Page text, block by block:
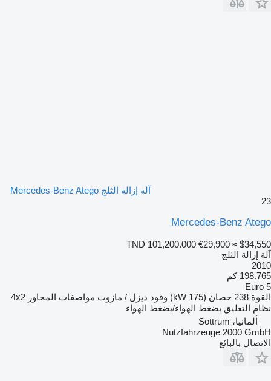
آلة إزالة الثلج Mercedes-Benz Atego
23
Mercedes-Benz Atego
TND 101,200.000 €29,900 ≈ $34,550
آلة إزالة الثلج
2010
198.765 كم
Euro 5
القوة 238 حصان (175 kW) وقود ديزل / مازوت مواصفات المحاور 4x2
نظام التعليق بضغط الهواء/بضغط الهواء
ألمانيا، Sottrum
Nutzfahrzeuge 2000 GmbH
الاتصال بالبائع